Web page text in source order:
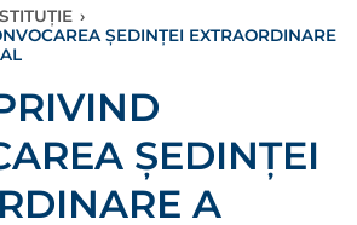
›
ȘEDINȚEI EXTRAORDINARE
ȘEDINȚEI
A